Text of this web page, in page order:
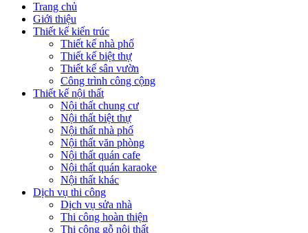
Trang chủ
Giới thiệu
Thiết kế kiến trúc
Thiết kế nhà phố
Thiết kế biệt thự
Thiết kế sân vườn
Công trình công cộng
Thiết kế nội thất
Nội thất chung cư
Nội thất biệt thự
Nội thất nhà phố
Nội thất văn phòng
Nội thất quán cafe
Nội thất quán karaoke
Nội thất khác
Dịch vụ thi công
Dịch vụ sửa nhà
Thi công hoàn thiện
Thi công gỗ nội thất